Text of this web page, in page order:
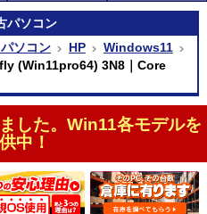
パソコン
ソコン HP
Windows11
(Win11pro64) 3N8｜Core
した。Win11各モデルを
中！